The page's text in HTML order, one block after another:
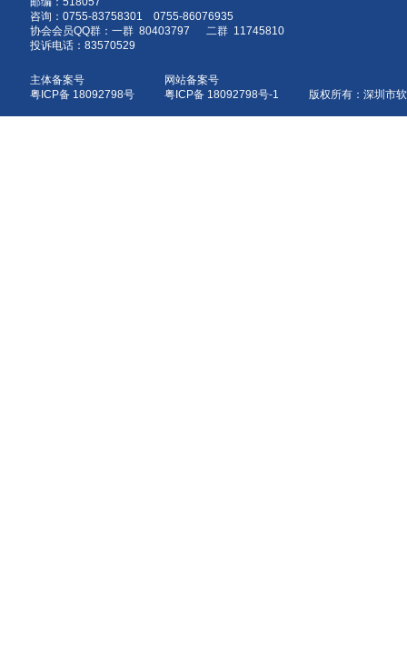
咨询：0755-83758301 0755-86076935
协会会员QQ群：一群 80403797 二群 11745810
投诉电话：83570529
主体备案号
粤ICP备 18092798号
网站备案号
粤ICP备 18092798号-1 版权所有：深圳市软